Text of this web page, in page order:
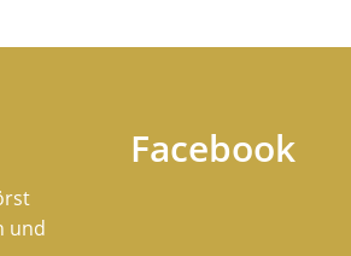
und
Facebook